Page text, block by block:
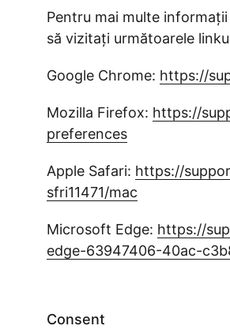
Pentru mai multe
să vizitați următoarele
Google Chrome: https://
Mozilla Firefox: https://
preferences
Apple Safari: https://
sfri11471/mac
Microsoft Edge: https://
edge-63947406-40ac-
Consent